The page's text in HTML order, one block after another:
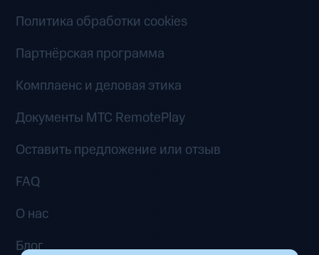
Политика обработки cookies
Партнёрская программа
Комплаенс и деловая этика
Документы MTC RemotePlay
Оставить предложение или отзыв
FAQ
О нас
Блог